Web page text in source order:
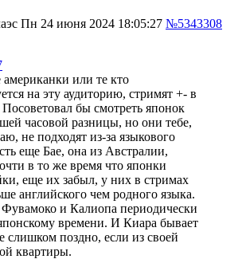
Пн 24 июня 2024 18:05:27 №5343308
американки или те кто
на эту аудиторию, стримят +- в
Посоветовал бы смотреть японок
часовой разницы, но они тебе,
не подходят из-за языкового
еще Бае, она из Австралии,
в то же время что японки
еще их забыл, у них в стримах
английского чем родного языка.
и Калиопа периодически
времени. И Киара бывает
слишком поздно, если из своей
квартиры.